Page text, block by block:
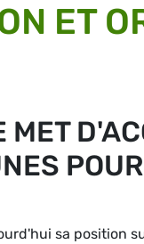
ET
MET
sa position